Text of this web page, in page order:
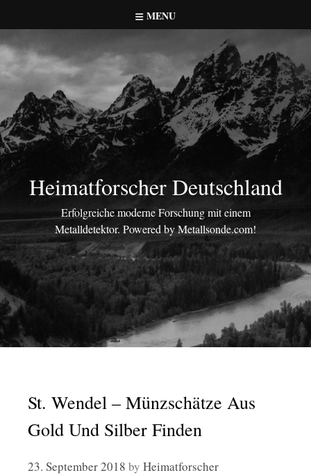
to
content
MENU
Heimatforscher Deutschland
Erfolgreiche moderne Forschung mit einem
Metalldetektor. Powered by Metallsonde.com!
St. Wendel – Münzschätze Aus
Gold Und Silber Finden
23. September 2018 by Heimatforscher